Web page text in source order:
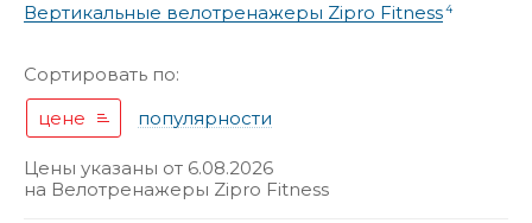
Вертикальные велотренажеры Zipro Fitness4
Сортировать по:
цене
популярности
Цены указаны от 6.08.2026
на Велотренажеры Zipro Fitness